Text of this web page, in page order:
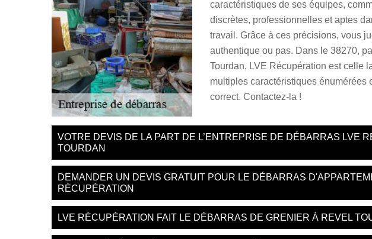
caractéristiques de ses équipes,
discrètes, professionnelles et aptes
travail. Grâce à ces précisions, vous
authentique ou pas. Dans le 38270,
Tourdan, LVE Récupération est celle
multiples caractéristiques énumérées
correct. Contactez-la !
VOTRE DEVIS DE LA PART DE L’ENTREPRISE DE DÉBARRAS LVE
TOURDAN
DEMANDER UN DEVIS GRATUIT POUR LE DÉBARRAS
RÉCUPÉRATION
LVE RÉCUPÉRATION FAIT LE DÉBARRAS DE GRENIER À REVEL